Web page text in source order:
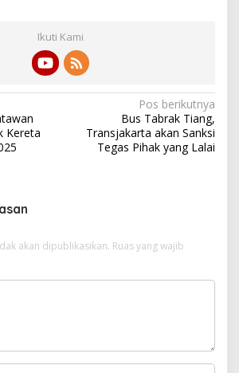
Ikuti Kami
Kereta
Pos berikutnya
Bus Tabrak Tiang,
Transjakarta akan Sanksi
Tegas Pihak yang Lalai
akan dipublikasikan. Ruas yang wajib